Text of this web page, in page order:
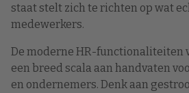
staat stelt zich te richten op wat
medewerkers.
De moderne HR-functionaliteiten
een breed scala aan handvaten
en ondernemers. Denk aan